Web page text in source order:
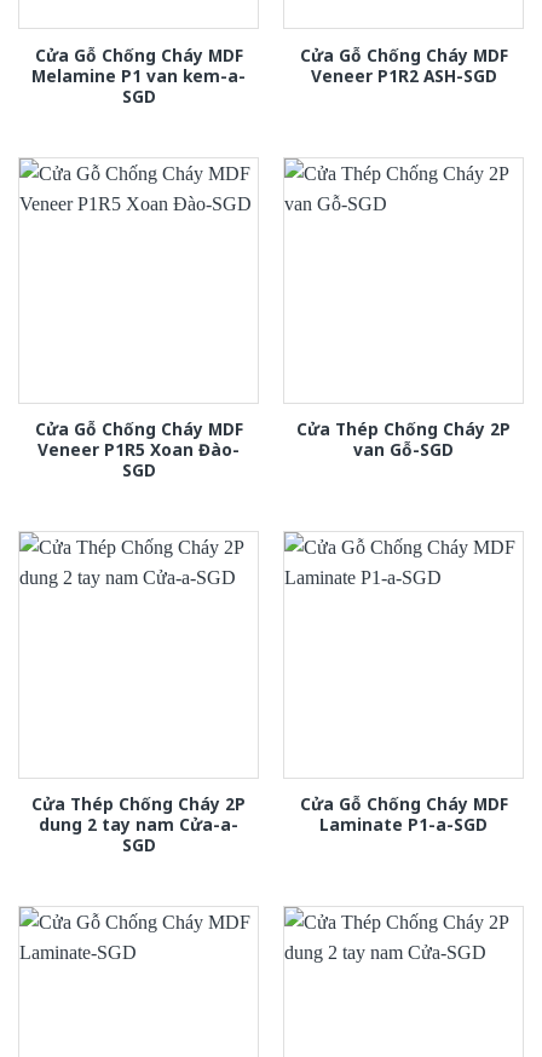
Cửa Gỗ Chống Cháy MDF
Melamine P1 van kem-a-
SGD
Cửa Gỗ Chống Cháy MDF
Veneer P1R2 ASH-SGD
Cửa Gỗ Chống Cháy MDF
Veneer P1R5 Xoan Đào-
SGD
Cửa Thép Chống Cháy 2P
van Gỗ-SGD
Cửa Thép Chống Cháy 2P
dung 2 tay nam Cửa-a-
SGD
Cửa Gỗ Chống Cháy MDF
Laminate P1-a-SGD